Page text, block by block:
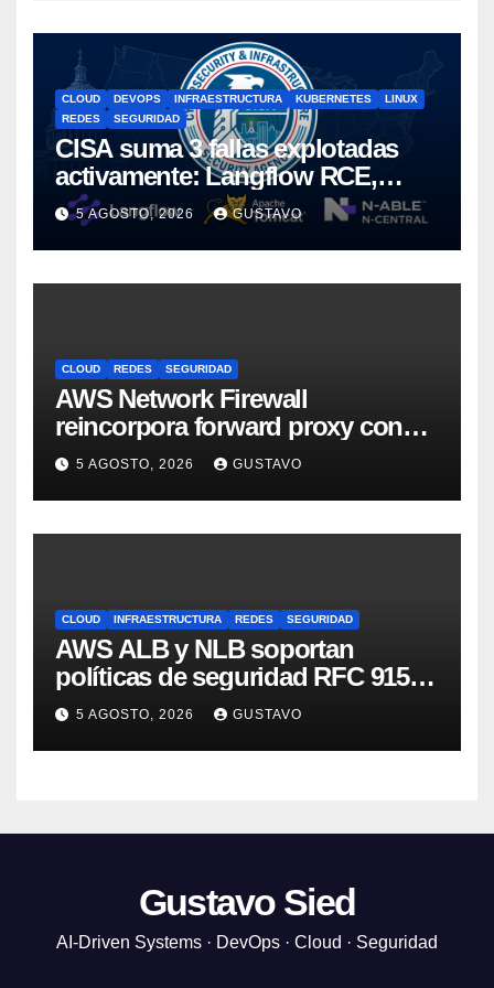
CLOUD DEVOPS INFRAESTRUCTURA KUBERNETES
LINUX
REDES
SEGURIDAD
CISA suma 3 fallas explotadas
activamente: Langflow RCE,
Tomcat y N-central
5 AGOSTO, 2026 GUSTAVO
CLOUD REDES SEGURIDAD
AWS Network Firewall
reincorpora forward proxy con
política unificada
5 AGOSTO, 2026 GUSTAVO
CLOUD INFRAESTRUCTURA REDES SEGURIDAD
AWS ALB y NLB soportan
políticas de seguridad RFC 9151
para CNSA 1.0
5 AGOSTO, 2026 GUSTAVO
Gustavo Sied
AI-Driven Systems · DevOps · Cloud · Seguridad